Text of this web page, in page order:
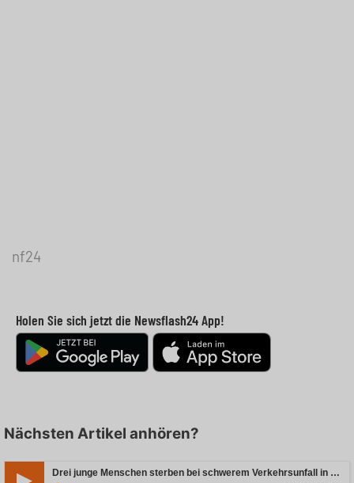
nf24
Holen Sie sich jetzt die Newsflash24 App!
Nächsten Artikel anhören?
Drei junge Menschen sterben bei schwerem Verkehrsunfall in Rheinland-Pfalz